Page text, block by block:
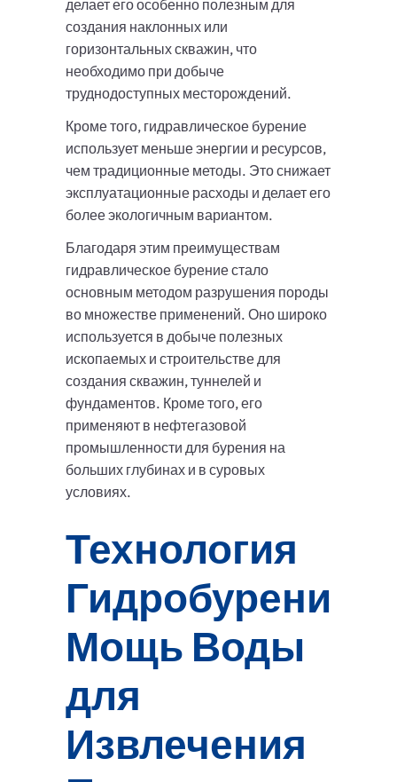
делает его особенно полезным для
создания наклонных или
горизонтальных скважин, что
необходимо при добыче
труднодоступных месторождений.
Кроме того, гидравлическое бурение
использует меньше энергии и ресурсов,
чем традиционные методы. Это снижает
эксплуатационные расходы и делает его
более экологичным вариантом.
Благодаря этим преимуществам
гидравлическое бурение стало
основным методом разрушения породы
во множестве применений. Оно широко
используется в добыче полезных
ископаемых и строительстве для
создания скважин, туннелей и
фундаментов. Кроме того, его
применяют в нефтегазовой
промышленности для бурения на
больших глубинах и в суровых
условиях.
Технология
Гидробурения:
Мощь Воды
для
Извлечения